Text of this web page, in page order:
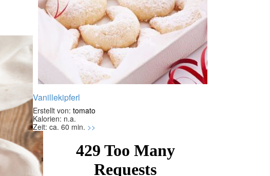
Vanillekipferl
Erstellt von: tomato
Kalorien: n.a.
Zeit: ca. 60 min. >>